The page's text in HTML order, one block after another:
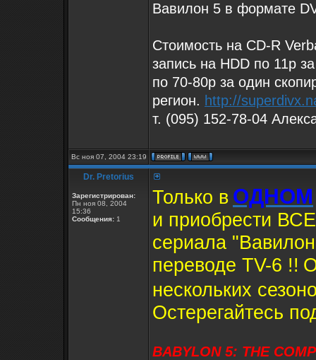
Вавилон 5 в формате
Стоимость на CD-R
запись на HDD по 11р
по 70-80р за один
регион. http://
т. (095) 152-78-04
Вс ноя 07, 2004 23:19
Dr. Pretorius
Зарегистрирован:
Пн ноя 08, 2004
15:36
Сообщения: 1
Только в ОДНОМ
и приобрести
сериала
переводе TV-6 !!
нескольких
Остерегайтесь
BABYLON 5: THE